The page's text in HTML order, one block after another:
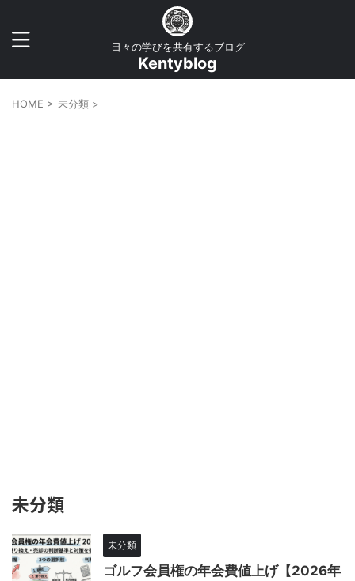
日々の学びを共有するブログ
Kentyblog
HOME > 未分類 >
未分類
未分類
ゴルフ会員権の年会費値上げ【2026年